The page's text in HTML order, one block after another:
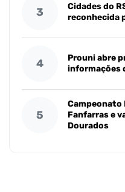
3
Cidades do
reconhecida
4
Prouni abre
informações
5
Campeonato
Fanfarras e
Dourados